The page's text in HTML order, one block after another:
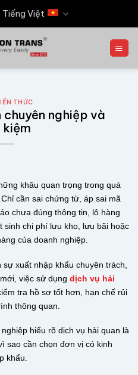
Tiếng Việt
THỨC
nghiệp và
khâu quan trọng trong quá
cần sai chứng từ, áp sai mã
chưa đúng thông tin, lô hàng
sinh chi phí lưu kho, lưu bãi hoặc
của doanh nghiệp.
xuất nhập khẩu chuyên trách,
việc sử dụng dịch vụ hải
tra hồ sơ tốt hơn, hạn chế rủi
thông quan.
hiểu rõ dịch vụ hải quan là
sao cần chọn đơn vị có kinh
khẩu.